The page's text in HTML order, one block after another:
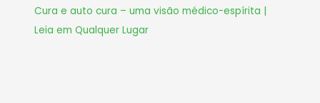
Cura e auto cura – uma visão médico-espírita |
Leia em Qualquer Lugar